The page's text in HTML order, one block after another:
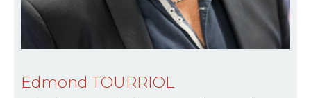
Edmond TOURRIOL